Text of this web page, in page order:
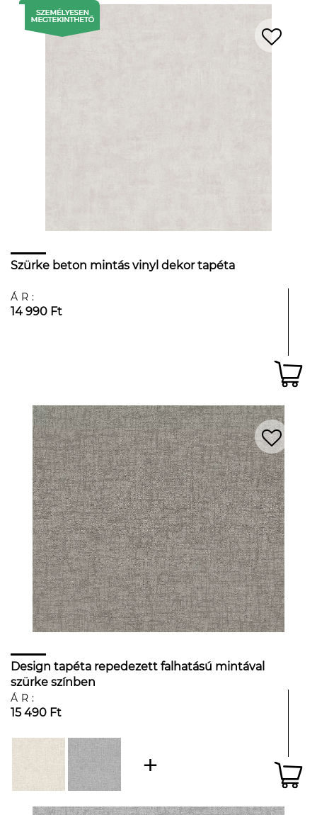
Szürke beton mintás vinyl dekor tapéta
ÁR:
14 990 Ft
Design tapéta repedezett falhatású mintával
szürke színben
ÁR:
15 490 Ft